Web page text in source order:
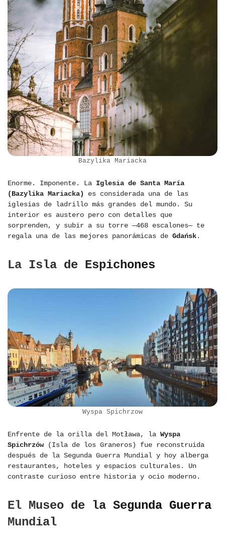
Bazylika Mariacka
Enorme. Imponente. La Iglesia de Santa María
(Bazylika Mariacka)
es considerada una de las
iglesias de ladrillo más grandes del mundo. Su
interior es austero pero con detalles que
sorprenden, y subir a su torre —468 escalones— te
regala una de las mejores panorámicas de Gdańsk.
La Isla de Espichones
Wyspa Spichrzow
Enfrente de la orilla del Motława, la Wyspa
Spichrzów(Isla de los Graneros) fue reconstruida
después de la Segunda Guerra Mundial y hoy alberga
restaurantes, hoteles y espacios culturales. Un
contraste curioso entre historia y ocio moderno.
El Museo de la Segunda Guerra
Mundial